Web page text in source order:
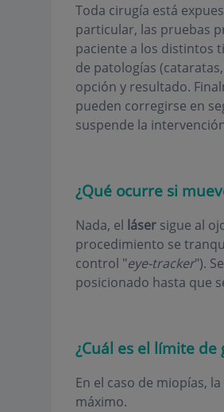
Toda cirugía está
particular, las pruebas
paciente a los distintos
de patologías
opción y resultado.
pueden corregirse en
suspende la
¿Qué ocurre si
Nada, el láser sigue al
procedimiento se
control "eye-tracker").
posicionado hasta que
¿Cuál es el límite
En el caso de miopías,
máximo.